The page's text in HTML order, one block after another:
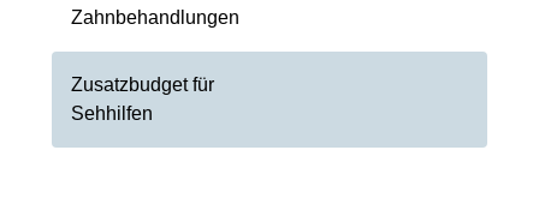
Zahnbehandlungen
Zusatzbudget für
Sehhilfen